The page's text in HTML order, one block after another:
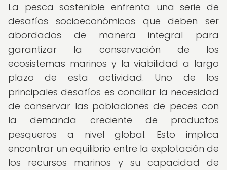
La pesca sostenible enfrenta una serie de
desafíos socioeconómicos que deben ser
abordados de manera integral para
garantizar la conservación de los
ecosistemas marinos y la viabilidad a largo
plazo de esta actividad. Uno de los
principales desafíos es conciliar la necesidad
de conservar las poblaciones de peces con
la demanda creciente de productos
pesqueros a nivel global. Esto implica
encontrar un equilibrio entre la explotación de
los recursos marinos y su capacidad de